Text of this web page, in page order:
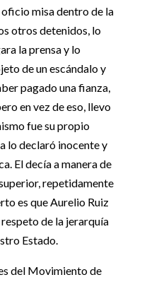
misa dentro de la
otros detenidos, lo
la prensa y lo
de un escándalo y
pagado una fianza,
en vez de eso, llevo
fue su propio
lo declaró inocente y
El decía a manera de
repetidamente
es que Aurelio Ruiz
de la jerarquía
Estado.
del Movimiento de